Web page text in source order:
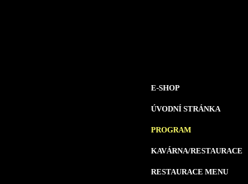
E-SHOP
ÚVODNÍ STRÁNKA
PROGRAM
KAVÁRNA/RESTAURACE
RESTAURACE MENU